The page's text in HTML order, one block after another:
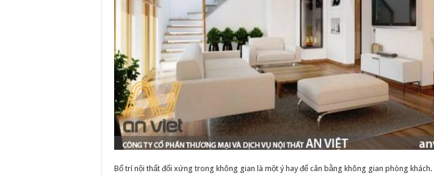
Bố trí nội thất đối xứng trong không gian là một ý hay để cân bằng không gian phòng